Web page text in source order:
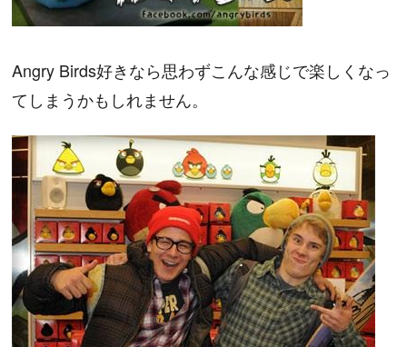
Angry Birds好きなら思わずこんな感じで楽しくなっ
てしまうかもしれません。